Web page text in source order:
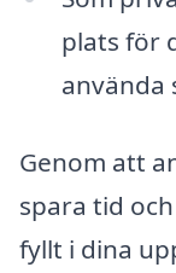
plats för
använda
Genom att
spara tid
fyllt i dina